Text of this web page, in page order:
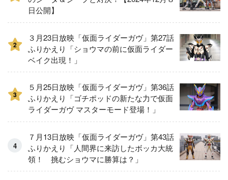
日公開】
2
３月23日放映「仮面ライダーガヴ」第27話
ふりかえり「ショウマの前に仮面ライダー
ベイク出現！」
3
５月25日放映「仮面ライダーガヴ」第36話
ふりかえり「ゴチポッドの新たな力で仮面
ライダーガヴ マスターモード登場！」
７月13日放映「仮面ライダーガヴ」第43話
ふりかえり「人間界に来訪したボッカ大統
領！ 挑むショウマに勝算は？」